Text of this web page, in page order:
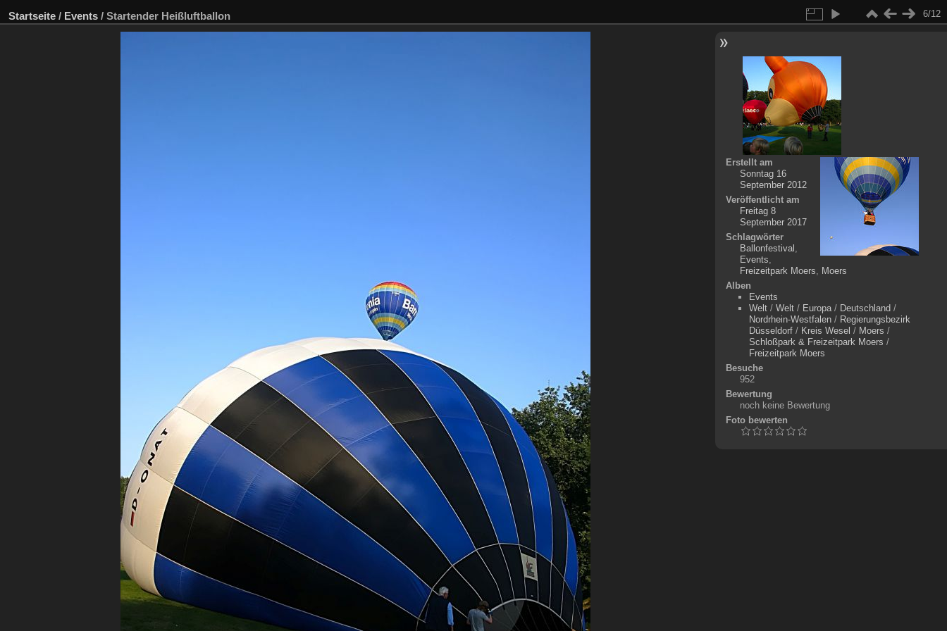
Startseite / Events / Startender Heißluftballon 6/12
Erstellt am
Sonntag 16
September 2012
Veröffentlicht am
Freitag 8
September 2017
Schlagwörter
Ballonfestival ,
Events,
Freizeitpark Moers, Moers
Alben
Events
Welt/ Welt/ Europa/ Deutschland /
Nordrhein-Westfalen/ Regierungsbezirk
Düsseldorf/ Kreis Wesel / Moers /
Schloßpark & Freizeitpark Moers /
Freizeitpark Moers
Besuche
952
Bewertung
noch keine Bewertung
Foto bewerten